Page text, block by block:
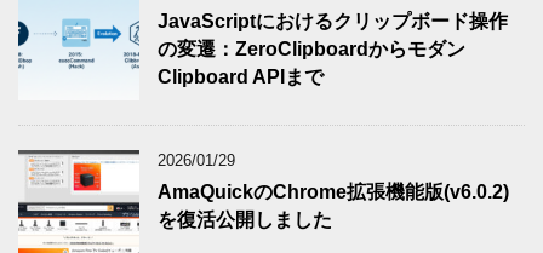
JavaScriptにおけるクリップボード操作
の変遷：ZeroClipboardからモダン
Clipboard APIまで
2026/01/29
AmaQuickのChrome拡張機能版(v6.0.2)
を復活公開しました